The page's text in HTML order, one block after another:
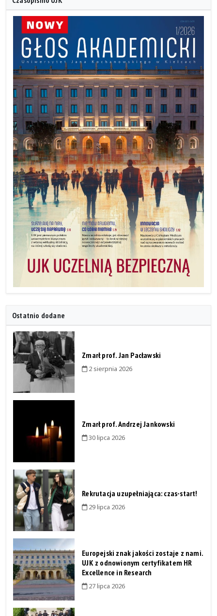
Ostatnio dodane
Zmarł prof. Jan Pacławski
2 sierpnia 2026
Zmarł prof. Andrzej Jankowski
30 lipca 2026
Rekrutacja uzupełniająca: czas-start!
29 lipca 2026
Europejski znak jakości zostaje z nami.
UJK z odnowionym certyfikatem HR
Excellence in Research
27 lipca 2026